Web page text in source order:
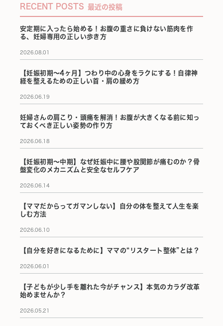
RECENT POSTS 最近の投稿
安定期に入ったら始める！お腹の重さに負けない筋肉を作
る、妊婦専用の正しい歩き方
2026.08.01
【妊娠初期〜4ヶ月】つわり中の心身をラクにする！自律神
経を整えるための正しい首・肩の緩め方
2026.06.19
妊婦さんの肩こり・頭痛を解消！お腹が大きくなる前に知っ
ておくべき正しい姿勢の作り方
2026.06.18
【妊娠初期〜中期】なぜ妊娠中に腰や股関節が痛むのか？骨
盤変化のメカニズムと安全なセルフケア
2026.06.14
【ママだからってガマンしない】自分の体を整えて人生を楽
しむ方法
2026.06.10
【自分を好きになるために】ママの“リスタート整体”とは？
2026.06.01
【子どもが少し手を離れた今がチャンス】本気のカラダ改革
始めませんか？
2026.05.21